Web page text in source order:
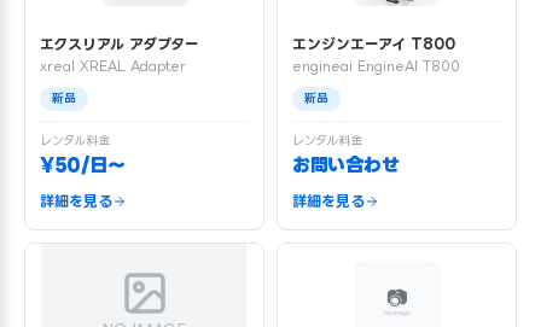
エクスリアル アダプター
xreal XREAL Adapter
新品
レンタル料金
¥50/日〜
詳細を見る
エンジンエーアイ T800
engineai EngineAI T800
新品
レンタル料金
お問い合わせ
詳細を見る